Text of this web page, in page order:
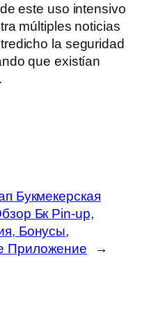
este uso intensivo
múltiples noticias
la seguridad
que existían
Букмекерская
Бк Pin-up,
Бонусы,
Приложение
→